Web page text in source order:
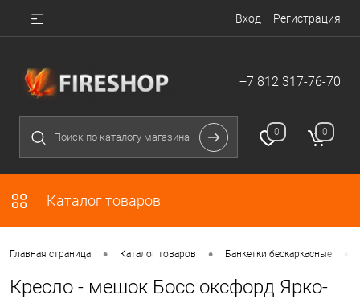
Вход Регистрация
+7 812 317-76-70
0 0
Каталог товаров
Главная страница • Каталог товаров • Банкетки бескаркасные
Кресло - мешок Босс оксфорд Ярко-